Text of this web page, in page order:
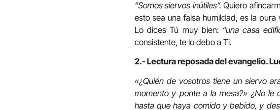
“Somos siervos inútiles”. Quiero
esto sea una falsa humildad, es la
Lo dices Tú muy bien: “una casa
consistente, te lo debo a Ti.
2.- Lectura reposada del evangelio.
«¿Quién de vosotros tiene un siervo
momento y ponte a la mesa?» ¿No le
hasta que haya comido y bebido, y